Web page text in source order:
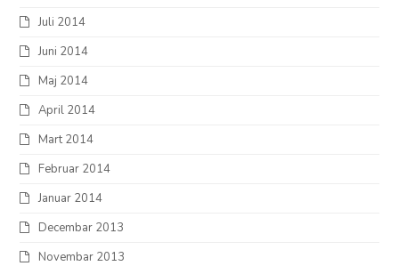
Juli 2014
Juni 2014
Maj 2014
April 2014
Mart 2014
Februar 2014
Januar 2014
Decembar 2013
Novembar 2013